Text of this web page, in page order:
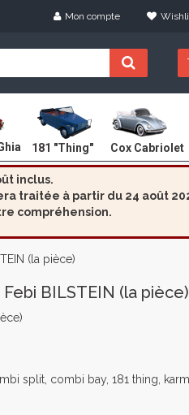
Mon compte
181 "Thing" Cox Cabriolet
inclus.
traitée à partir du 24 août
compréhension.
(la pièce)
BILSTEIN (la pièce)
split, combi bay, 181 thing,